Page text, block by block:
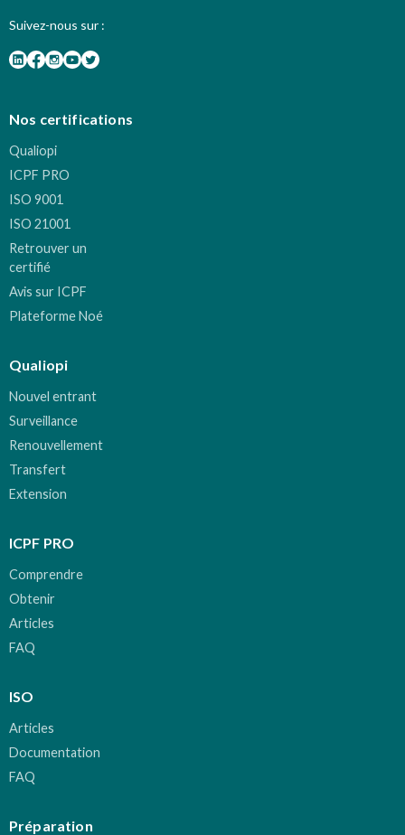
Suivez-nous sur :
Nos certifications
Qualiopi
ICPF PRO
ISO 9001
ISO 21001
Retrouver un
certifié
Avis sur ICPF
Plateforme Noé
Qualiopi
Nouvel entrant
Surveillance
Renouvellement
Transfert
Extension
ICPF PRO
Comprendre
Obtenir
Articles
FAQ
ISO
Articles
Documentation
FAQ
Préparation